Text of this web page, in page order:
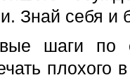
Знай себя и
шаги по
плохого